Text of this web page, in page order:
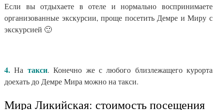
Если вы отдыхаете в отеле и нормально воспринимаете
организованные экскурсии, проще посетить Демре и Миру с
экскурсией 🙂
4. На такси. Конечно же с любого близлежащего курорта
доехать до Демре Мира можно на такси.
Мира Ликийская: стоимость посещения